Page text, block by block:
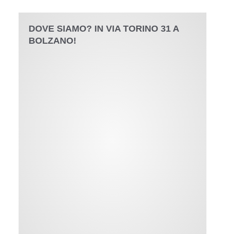
DOVE SIAMO? IN VIA TORINO 31 A
BOLZANO!